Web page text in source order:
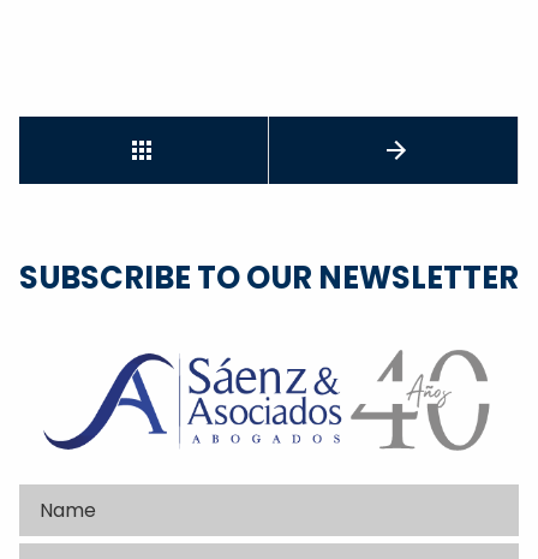
SUBSCRIBE TO OUR NEWSLETTER